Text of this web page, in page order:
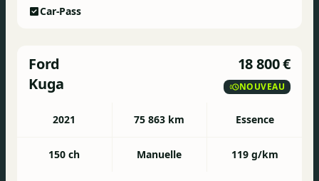
Car-Pass
Ford
Kuga
18 800 €
NOUVEAU
2021 75 863 km Essence
150 ch Manuelle 119 g/km